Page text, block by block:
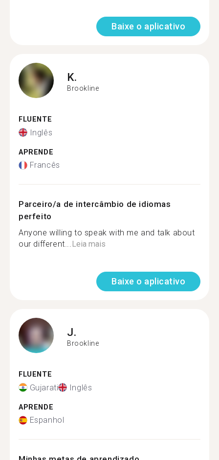
Baixe o aplicativo
K.
Brookline
FLUENTE
Inglês
APRENDE
Francês
Parceiro/a de intercâmbio de idiomas
perfeito
Anyone willing to speak with me and talk about
our different...Leia mais
Baixe o aplicativo
J.
Brookline
FLUENTE
Gujarati Inglês
APRENDE
Espanhol